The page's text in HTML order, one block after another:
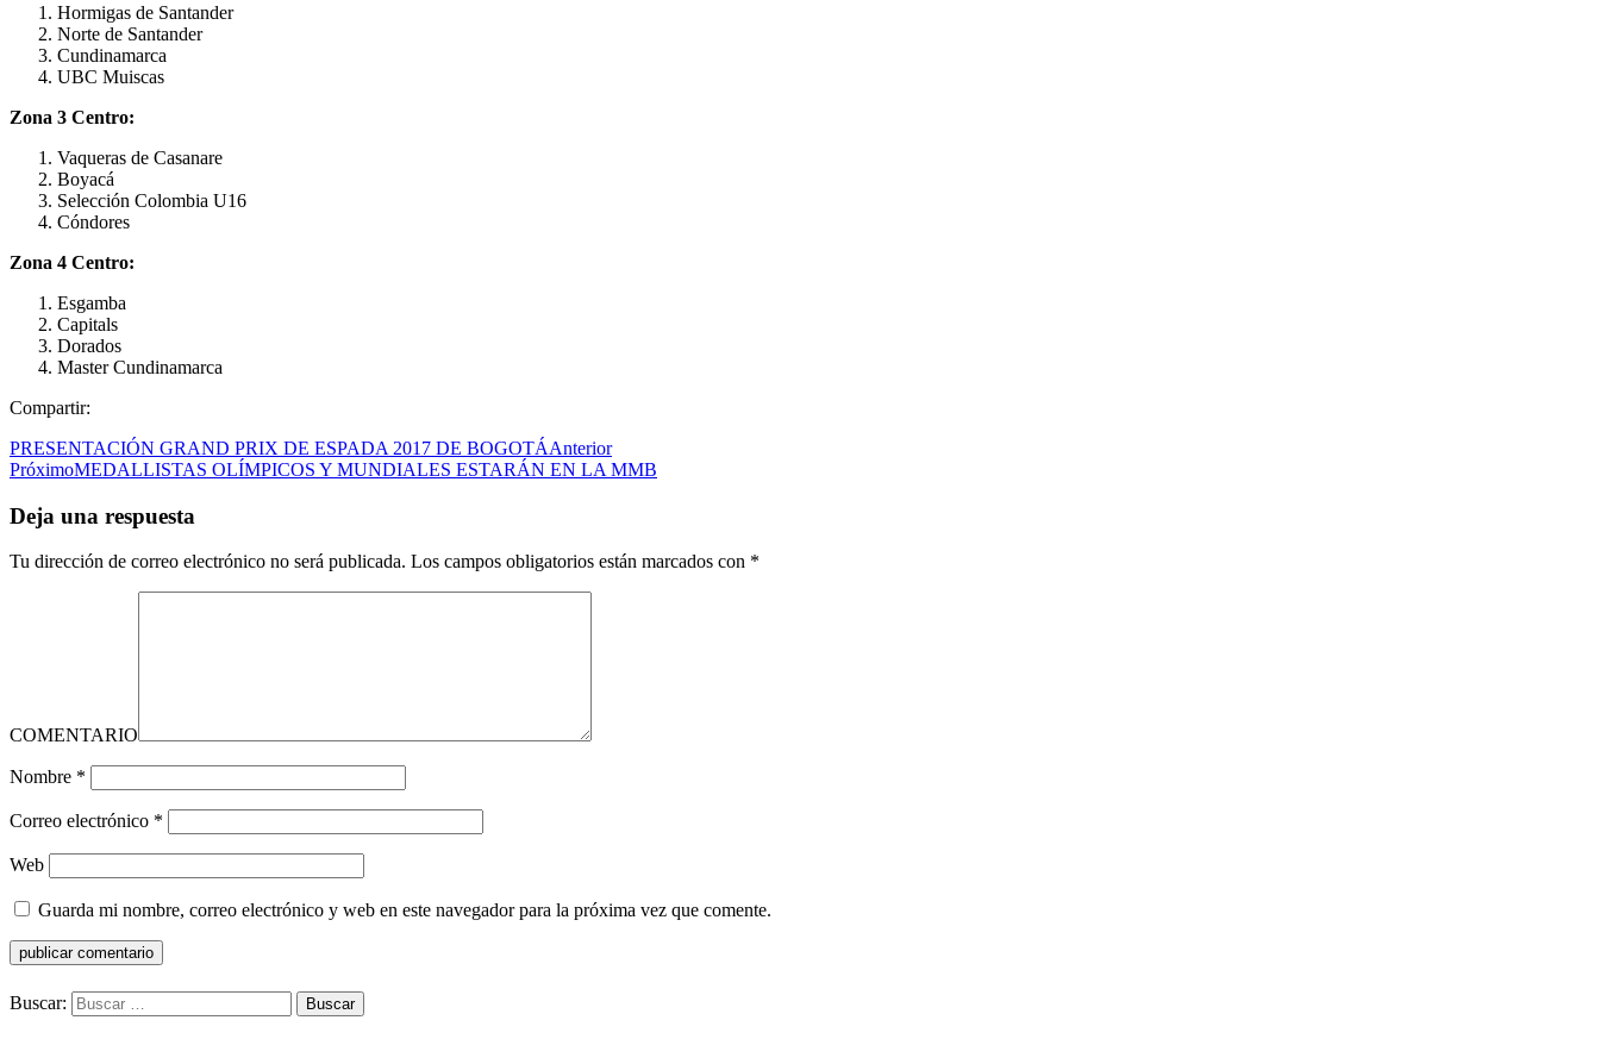
Hormigas de Santander
Norte de Santander
Cundinamarca
UBC Muiscas
Zona 3 Centro:
Vaqueras de Casanare
Boyacá
Selección Colombia U16
Cóndores
Zona 4 Centro:
Esgamba
Capitals
Dorados
Master Cundinamarca
Compartir:
PRESENTACIÓN GRAND PRIX DE ESPADA 2017 DE BOGOTÁAnterior
PróximoMEDALLISTAS OLÍMPICOS Y MUNDIALES ESTARÁN EN LA MMB
Deja una respuesta
Tu dirección de correo electrónico no será publicada. Los campos obligatorios están marcados con *
COMENTARIO
Nombre *
Correo electrónico *
Web
Guarda mi nombre, correo electrónico y web en este navegador para la próxima vez que comente.
Buscar: